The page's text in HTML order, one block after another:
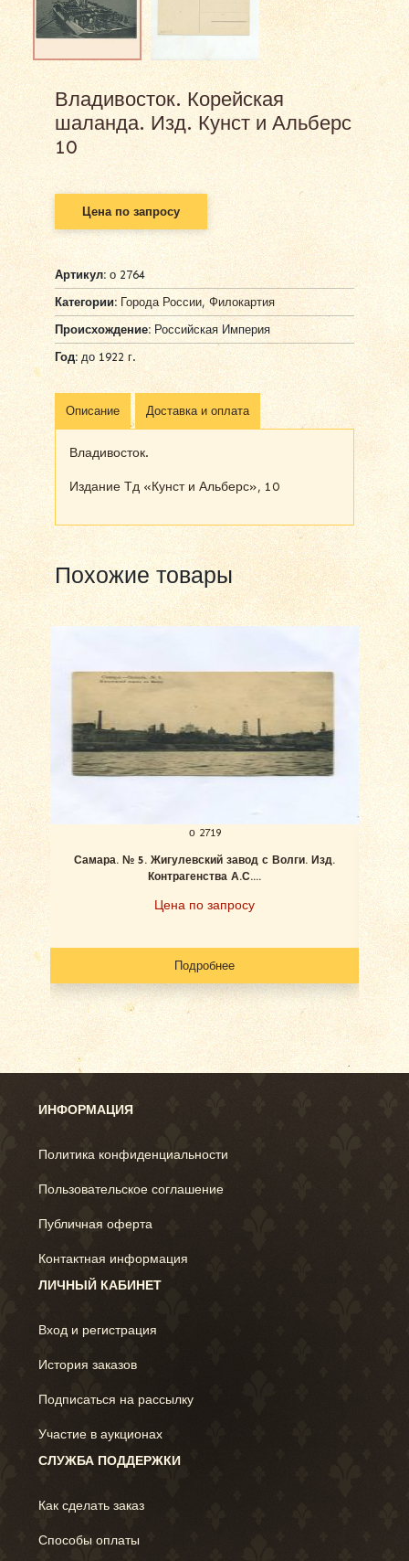
Владивосток. Корейская
шаланда. Изд. Кунст и Альберс
10
Цена по запросу
Артикул:о 2764
Категории: Города России, Филокартия
Происхождение: Российская Империя
Год: до 1922 г.
Описание Доставка и оплата
Владивосток.
Издание Тд «Кунст и Альберс», 10
Похожие товары
о 2719
Самара. № 5. Жигулевский завод с Волги. Изд.
Контрагенства А.С....
Цена по запросу
Подробнее
ИНФОРМАЦИЯ
Политика конфиденциальности
Пользовательское соглашение
Публичная оферта
Контактная информация
ЛИЧНЫЙ КАБИНЕТ
Вход и регистрация
История заказов
Подписаться на рассылку
Участие в аукционах
СЛУЖБА ПОДДЕРЖКИ
Как сделать заказ
Способы оплаты